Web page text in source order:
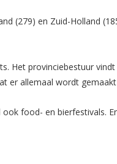
(279) en Zuid-Holland
Het provinciebestuur
er allemaal wordt
food- en bierfestivals.